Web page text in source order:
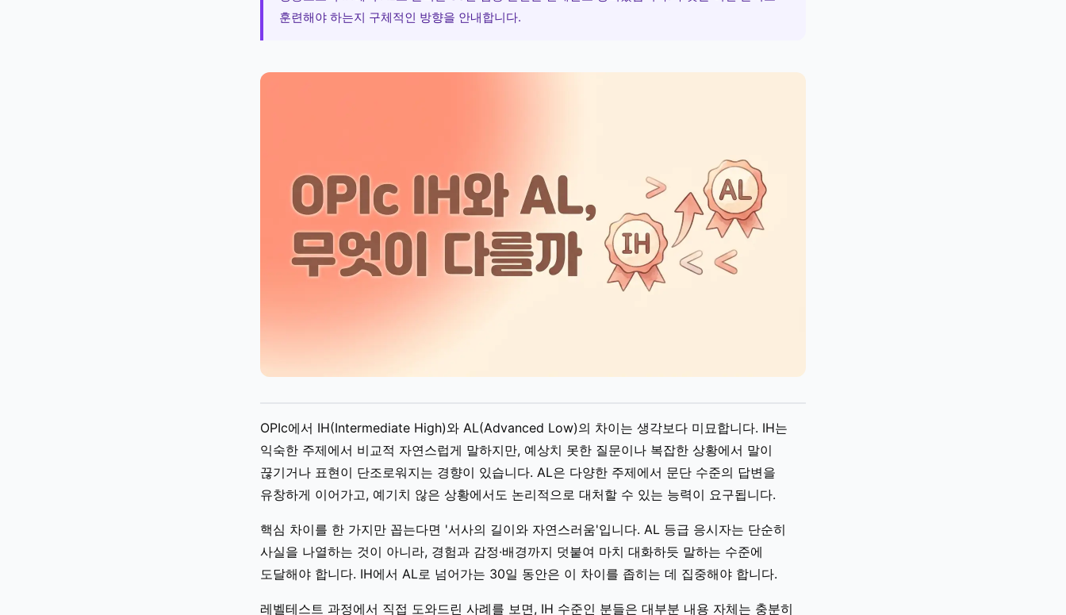
훈련해야 하는지 구체적인 방향을 안내합니다.
OPIc에서 IH(Intermediate High)와 AL(Advanced Low)의 차이는 생각보다 미묘합니다. IH는
익숙한 주제에서 비교적 자연스럽게 말하지만, 예상치 못한 질문이나 복잡한 상황에서 말이
끊기거나 표현이 단조로워지는 경향이 있습니다. AL은 다양한 주제에서 문단 수준의 답변을
유창하게 이어가고, 예기치 않은 상황에서도 논리적으로 대처할 수 있는 능력이 요구됩니다.
핵심 차이를 한 가지만 꼽는다면 '서사의 길이와 자연스러움'입니다. AL 등급 응시자는 단순히
사실을 나열하는 것이 아니라, 경험과 감정·배경까지 덧붙여 마치 대화하듯 말하는 수준에
도달해야 합니다. IH에서 AL로 넘어가는 30일 동안은 이 차이를 좁히는 데 집중해야 합니다.
레벨테스트 과정에서 직접 도와드린 사례를 보면, IH 수준인 분들은 대부분 내용 자체는 충분히